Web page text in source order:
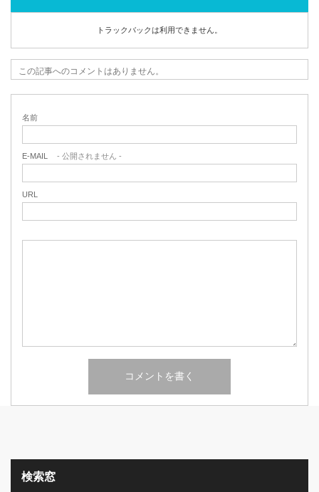
トラックバックは利用できません。
この記事へのコメントはありません。
名前
E-MAIL - 公開されません -
URL
検索窓